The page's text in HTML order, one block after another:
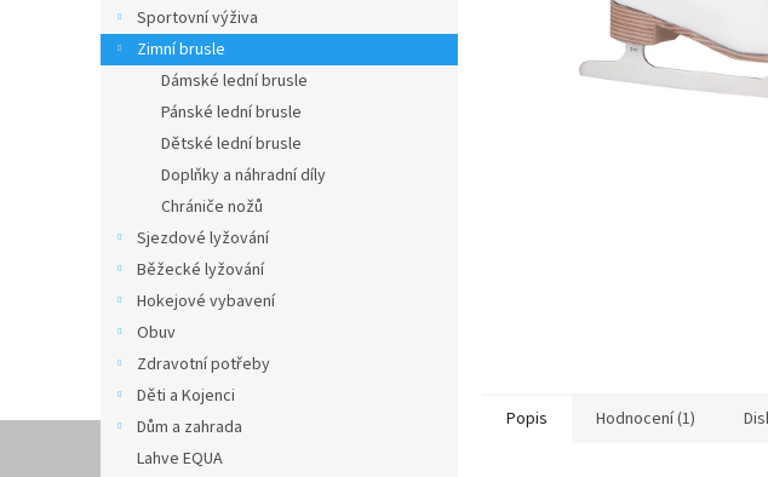
l
Sportovní výživa
Zimní brusle
Dámské lední brusle
Pánské lední brusle
Dětské lední brusle
Doplňky a náhradní díly
Chrániče nožů
Sjezdové lyžování
Běžecké lyžování
Hokejové vybavení
Obuv
Zdravotní potřeby
Děti a Kojenci
Dům a zahrada
Lahve EQUA
Popis Hodnocení (1)